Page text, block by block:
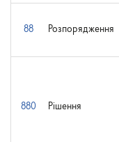
88 Розпорядження
880 Рішення